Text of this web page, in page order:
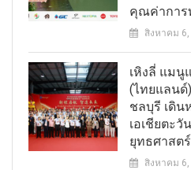
คุณค่าการ
สิงหาคม 6,
เหิงลี่ แมนู
(ไทยแลนด์
ชลบุรี เดิน
เอเชียตะวั
ยุทธศาสต
สิงหาคม 6,